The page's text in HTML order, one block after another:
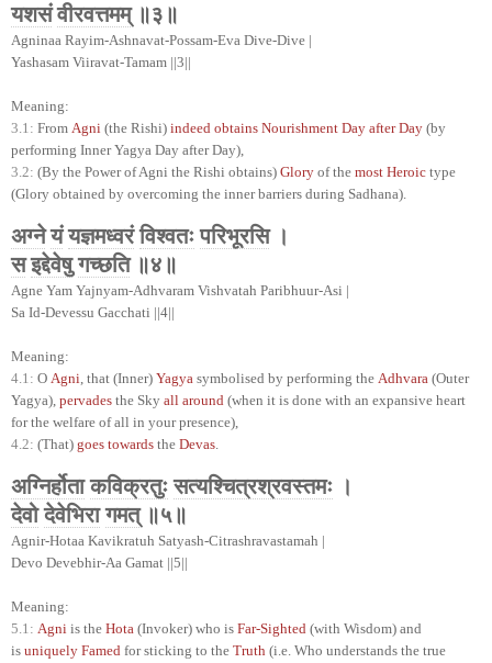
यशसं वीरवत्तमम्॥३॥
Agninaa Rayim-Ashnavat-Possam-Eva Dive-Dive |
Yashasam Viiravat-Tamam ||3||
Meaning:
3.1: From Agni (the Rishi) indeed obtains Nourishment Day after Day (by
performing Inner Yagya Day after Day),
3.2: (By the Power of Agni the Rishi obtains) Glory of the most Heroic type
(Glory obtained by overcoming the inner barriers during Sadhana).
अग्ने यं यज्ञमध्वरं विश्वतः परिभूरसि।
स इद्देवेषु गच्छति॥४॥
Agne Yam Yajnyam-Adhvaram Vishvatah Paribhuur-Asi |
Sa Id-Devessu Gacchati ||4||
Meaning:
4.1: O Agni, that (Inner) Yagya symbolised by performing the Adhvara (Outer
Yagya), pervades the Sky all around (when it is done with an expansive heart
for the welfare of all in your presence),
4.2: (That) goes towards the Devas.
अग्निर्होता कविक्रतुः सत्यश्चित्रश्रवस्तमः ।
देवो देवेभिरा गमत्॥५॥
Agnir-Hotaa Kavikratuh Satyash-Citrashravastamah |
Devo Devebhir-Aa Gamat ||5||
Meaning:
5.1: Agni is the Hota (Invoker) who is Far-Sighted (with Wisdom) and
is uniquely Famed for sticking to the Truth (i.e. Who understands the true